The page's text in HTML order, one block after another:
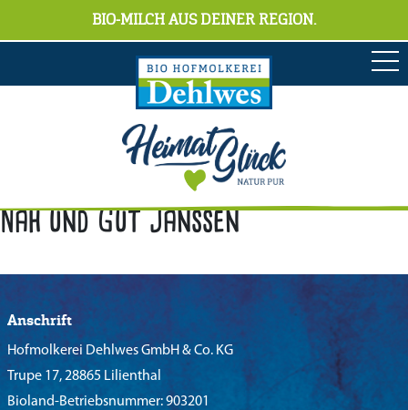
BIO-MILCH AUS DEINER REGION.
Nah und Gut Janssen
Anschrift
Hofmolkerei Dehlwes GmbH & Co. KG
Trupe 17, 28865 Lilienthal
Bioland-Betriebsnummer: 903201